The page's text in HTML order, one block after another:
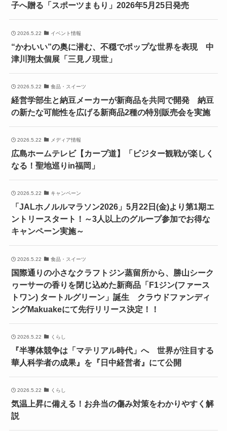
子へ贈る「スポーツまもり」2026年5月25日発売
2026.5.22 イベント情報
“かわいい”の奥に潜む、不穏でポップな世界を表現 中
津川翔太個展「三見ノ現世」
2026.5.22 食品・スイーツ
経営学部生と納豆メーカーが新商品を共同で開発 納豆
の新たな可能性を広げる新商品2種の特別販売会を実施
2026.5.22 メディア情報
広島ホームテレビ【カープ道】「ビジター観戦が楽しく
なる！聖地巡りin福岡」
2026.5.22 キャンペーン
「JALホノルルマラソン2026」5月22日(金)より第1期エ
ントリースタート！～3人以上のグループ参加でお得な
キャンペーン実施～
2026.5.22 食品・スイーツ
国際通りの小さなクラフトジン蒸留所から、勝山シーク
ヮーサーの香りを閉じ込めた新商品「F1ジン(ファース
トワン) タートルグリーン」誕生 クラウドファンディ
ングMakuakeにて先行リリース決定！！
2026.5.22 くらし
『半導体競争は「マテリアル時代」へ 世界が注目する
華人科学者の成果』を『日中経営者』にて公開
2026.5.22 くらし
気温上昇に備える！お弁当の傷み対策をわかりやすく解
説